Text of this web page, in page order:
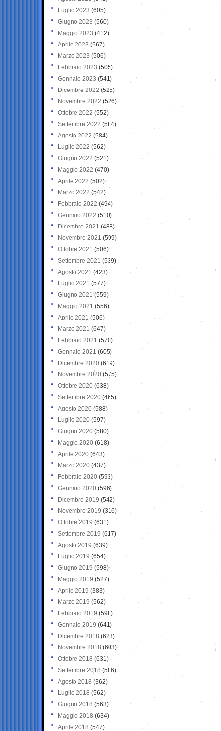
Luglio 2023 (605)
Giugno 2023 (560)
Maggio 2023 (412)
Aprile 2023 (567)
Marzo 2023 (506)
Febbraio 2023 (505)
Gennaio 2023 (541)
Dicembre 2022 (525)
Novembre 2022 (526)
Ottobre 2022 (552)
Settembre 2022 (584)
Agosto 2022 (584)
Luglio 2022 (562)
Giugno 2022 (521)
Maggio 2022 (470)
Aprile 2022 (502)
Marzo 2022 (542)
Febbraio 2022 (494)
Gennaio 2022 (510)
Dicembre 2021 (488)
Novembre 2021 (599)
Ottobre 2021 (506)
Settembre 2021 (539)
Agosto 2021 (423)
Luglio 2021 (577)
Giugno 2021(559)
Maggio 2021 (556)
Aprile 2021 (506)
Marzo 2021 (647)
Febbraio 2021 (570)
Gennaio 2021 (605)
Dicembre 2020 (619)
Novembre 2020 (575)
Ottobre 2020 (638)
Settembre 2020(465)
Agosto 2020 (588)
Luglio 2020 (597)
Giugno 2020 (580)
Maggio 2020 (618)
Aprile 2020 (643)
Marzo 2020 (437)
Febbraio 2020 (593)
Gennaio 2020 (596)
Dicembre 2019 (542)
Novembre 2019 (316)
Ottobre 2019 (631)
Settembre 2019 (617)
Agosto 2019 (639)
Luglio 2019 (654)
Giugno 2019 (598)
Maggio 2019 (527)
Aprile 2019 (383)
Marzo 2019 (562)
Febbraio 2019 (598)
Gennaio 2019 (641)
Dicembre 2018 (623)
Novembre 2018 (603)
Ottobre 2018 (631)
Settembre 2018 (586)
Agosto 2018 (362)
Luglio 2018 (562)
Giugno 2018 (563)
Maggio 2018 (634)
Aprile 2018 (547)